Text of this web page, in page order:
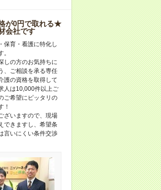
が0円で取れる★
会社です
保育・看護に特化し
しの方のお気持ちに
、ご相談を承る専任
護の資格を取得して
人は10,000件以上ご
ご希望にピッタリの
！
ざいますので、現場
できますし、希望条
言いにくい条件交渉